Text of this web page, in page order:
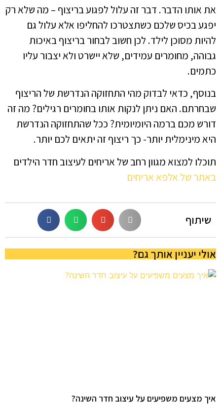
את אותו הדבר. דבר זה עלול לפגוע בריצוף – מה שלא רק
יפגע בכיס שלכם כשתצטרכו להחליפו אלא עלול גם
להיות מסוכן לילד. לכן חשוב לבחור בריצוף באיכות
גבוהה, מחומרים עמידים, שלא יישרט ולא יצבור עליו
כתמים.
בנוסף, כדאי לבדוק מהי התחזוקה הנדרשת של הריצוף
שבחרתם. האם ניתן לנקות אותו בחומרים רגילים? מה זה
דורש מכם ברמה היומיומית? ככל שהתחזוקה הנדרשת
היא מינימלית יותר- כך ריצוף זה יתאים לכם יותר.
תוכלו למצוא מגוון רחב של אריחים לעיצוב חדר הילדים
באתר של אלפא אריחים
שיתוף
אולי יעניין אותך גם?
איך מצעים משפיעים על עיצוב חדר השינה?